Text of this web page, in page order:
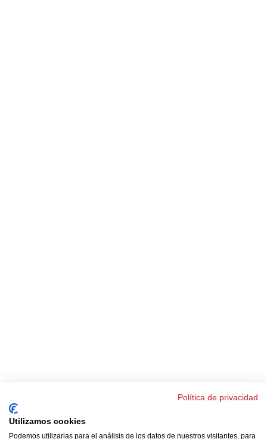
Política de privacidad
Utilizamos cookies
Podemos utilizarlas para el análisis de los datos de nuestros visitantes, para